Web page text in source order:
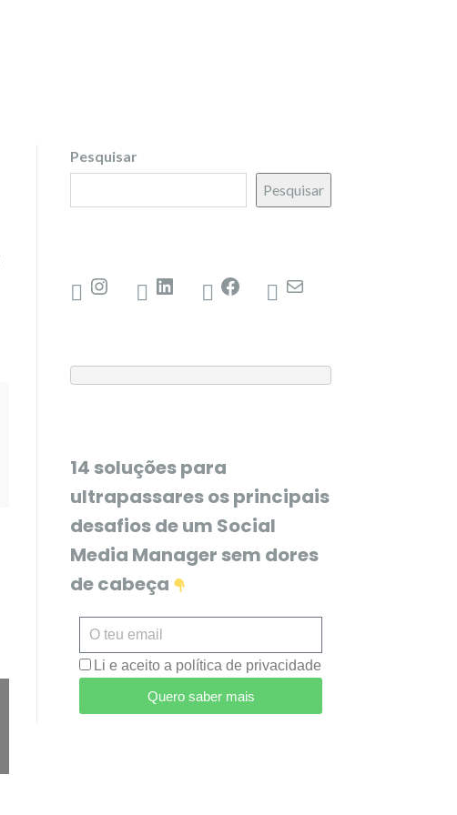
Pesquisar
Pesquisar
14 soluções para
ultrapassares os principais
desafios de um Social
Media Manager sem dores
de cabeça
Li e aceito a política de privacidade
Quero saber mais